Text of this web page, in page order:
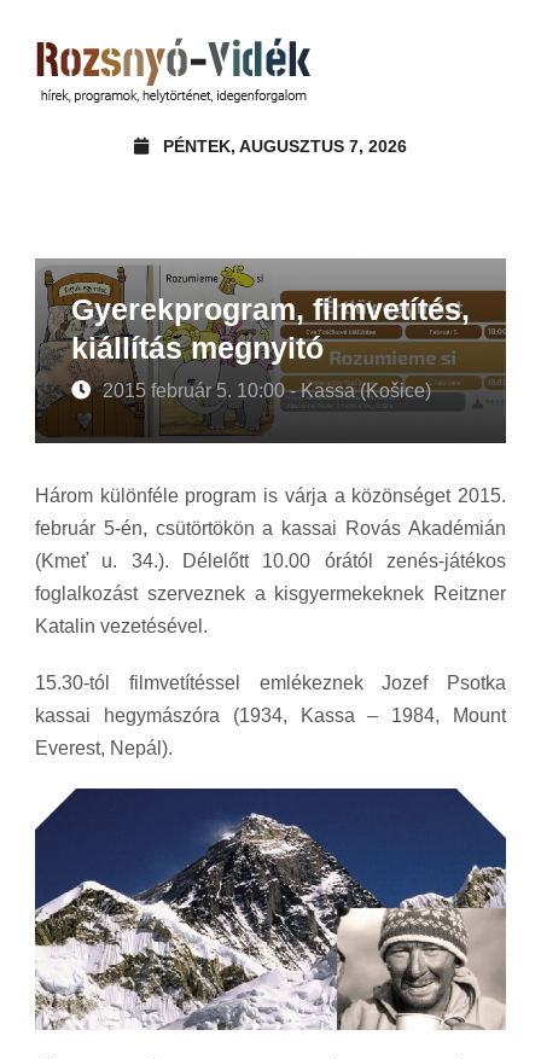
PÉNTEK, AUGUSZTUS 7, 2026
Gyerekprogram, filmvetítés,
kiállítás megnyitó
2015 február 5. 10:00 - Kassa (Košice)
Három különféle program is várja a közönséget 2015.
február 5-én, csütörtökön a kassai Rovás Akadémián
(Kmeť u. 34.). Délelőtt 10.00 órától zenés-játékos
foglalkozást szerveznek a kisgyermekeknek Reitzner
Katalin vezetésével.
15.30-tól filmvetítéssel emlékeznek Jozef Psotka
kassai hegymászóra (1934, Kassa – 1984, Mount
Everest, Nepál).